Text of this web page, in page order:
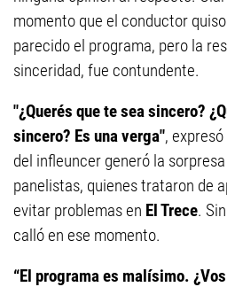
momento que el conductor
parecido el programa, pero la
sinceridad, fue contundente.
"¿Querés que te sea sincero?
sincero? Es una verga",
del infleuncer generó la
panelistas, quienes trataron de
evitar problemas en El Trece.
calló en ese momento.
“El programa es malísimo.